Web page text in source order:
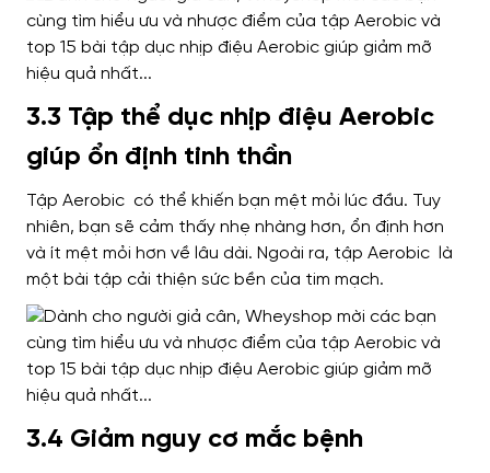
3.3 Tập thể dục nhịp điệu Aerobic
giúp ổn định tinh thần
Tập Aerobic có thể khiến bạn mệt mỏi lúc đầu. Tuy
nhiên, bạn sẽ cảm thấy nhẹ nhàng hơn, ổn định hơn
và ít mệt mỏi hơn về lâu dài. Ngoài ra, tập Aerobic là
một bài tập cải thiện sức bền của tim mạch.
3.4 Giảm nguy cơ mắc bệnh